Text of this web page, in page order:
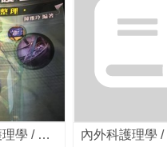
內外科護理學 / 陳雅玲編著